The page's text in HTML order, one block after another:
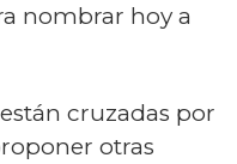
nombrar hoy a
cruzadas por
otras